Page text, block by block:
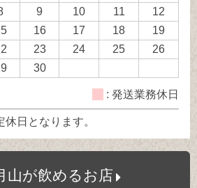
9 10 11
12
16 17 18
19
23 24 25
26
30
: 発送業務休日
日となります。
山が飲めるお店